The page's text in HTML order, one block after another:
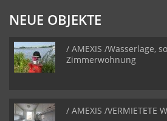
NEUE OBJEKTE
/ AMEXIS /Wasserlage,
Zimmerwohnung
/ AMEXIS /VERMIETETE